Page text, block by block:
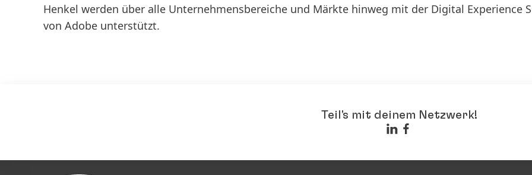
Henkel werden über alle Unternehmensbereiche und Märkte hinweg mit der Digital Experience
von Adobe unterstützt.
Teil's mit deinem Netzwerk!